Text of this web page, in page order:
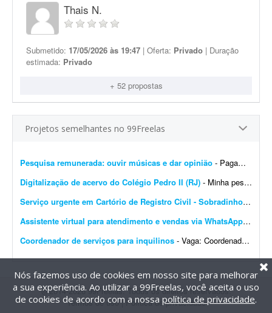
Thais N.
Submetido: 17/05/2026 às 19:47 | Oferta: Privado | Duração
estimada: Privado
+ 52 propostas
Projetos semelhantes no 99Freelas
Pesquisa remunerada: ouvir músicas e dar opinião - Pagamos para que você ouça músicas e dê sua opinião. Procuramos pessoas que ouvem músicas com frequência para participar de uma pesquisa de audiê...
Digitalização de acervo do Colégio Pedro II (RJ) - Minha pesquisa investiga a institucionalização do ensino científico no ensino secundário brasileiro e a constituição da infraestrutura material (gabinetes,...
Serviço urgente em Cartório de Registro Civil - Sobradinho/DF
Assistente virtual para atendimento e vendas via WhatsApp
-
Coordenador de serviços para inquilinos - Vaga: Coordenador de serviços para inquilinos. Inglês necessário. Objetivo da função Esta função é responsável pela execuç&atil...
@2014-2026 99Freelas. Todos os direitos reservados.
Termos de uso| Política de privacidade
Nós fazemos uso de cookies em nosso site para melhorar
a sua experiência. Ao utilizar a 99Freelas, você aceita o uso
de cookies de acordo com a nossa política de privacidade.